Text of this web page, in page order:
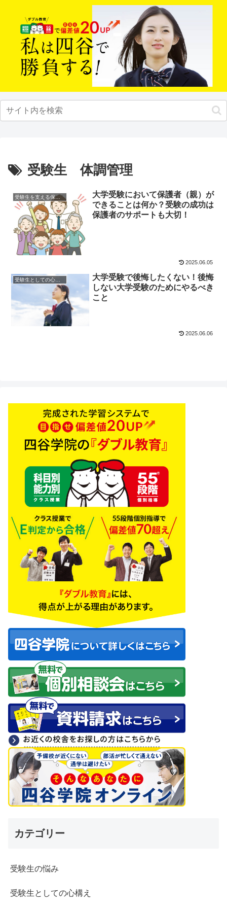
受験生 体調管理
受験生を支える保護者の方へ
大学受験において保護者（親）が
できることは何か？受験の成功は
保護者のサポートも大切！
2025.06.05
受験生としての心構え
大学受験で後悔したくない！後悔
しない大学受験のためにやるべき
こと
2025.06.06
カテゴリー
受験生の悩み
受験生としての心構え